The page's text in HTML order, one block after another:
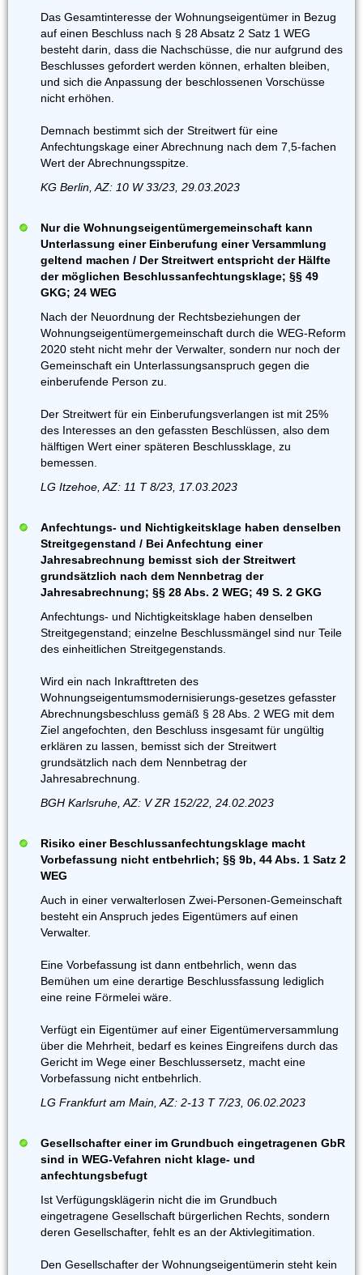
Das Gesamtinteresse der Wohnungseigentümer in Bezug
auf einen Beschluss nach § 28 Absatz 2 Satz 1 WEG
besteht darin, dass die Nachschüsse, die nur aufgrund des
Beschlusses gefordert werden können, erhalten bleiben,
und sich die Anpassung der beschlossenen Vorschüsse
nicht erhöhen.
Demnach bestimmt sich der Streitwert für eine
Anfechtungskage einer Abrechnung nach dem 7,5-fachen
Wert der Abrechnungsspitze.
KG Berlin, AZ: 10 W 33/23, 29.03.2023
Nur die Wohnungseigentümergemeinschaft kann
Unterlassung einer Einberufung einer Versammlung
geltend machen / Der Streitwert entspricht der Hälfte
der möglichen Beschlussanfechtungsklage; §§ 49
GKG; 24 WEG
Nach der Neuordnung der Rechtsbeziehungen der
Wohnungseigentümergemeinschaft durch die WEG-Reform
2020 steht nicht mehr der Verwalter, sondern nur noch der
Gemeinschaft ein Unterlassungsanspruch gegen die
einberufende Person zu.
Der Streitwert für ein Einberufungsverlangen ist mit 25%
des Interesses an den gefassten Beschlüssen, also dem
hälftigen Wert einer späteren Beschlussklage, zu
bemessen.
LG Itzehoe, AZ: 11 T 8/23, 17.03.2023
Anfechtungs- und Nichtigkeitsklage haben denselben
Streitgegenstand / Bei Anfechtung einer
Jahresabrechnung bemisst sich der Streitwert
grundsätzlich nach dem Nennbetrag der
Jahresabrechnung; §§ 28 Abs. 2 WEG; 49 S. 2 GKG
Anfechtungs- und Nichtigkeitsklage haben denselben
Streitgegenstand; einzelne Beschlussmängel sind nur Teile
des einheitlichen Streitgegenstands.
Wird ein nach Inkrafttreten des
Wohnungseigentumsmodernisierungs-gesetzes gefasster
Abrechnungsbeschluss gemäß § 28 Abs. 2 WEG mit dem
Ziel angefochten, den Beschluss insgesamt für ungültig
erklären zu lassen, bemisst sich der Streitwert
grundsätzlich nach dem Nennbetrag der
Jahresabrechnung.
BGH Karlsruhe, AZ: V ZR 152/22, 24.02.2023
Risiko einer Beschlussanfechtungsklage macht
Vorbefassung nicht entbehrlich; §§ 9b, 44 Abs. 1 Satz 2
WEG
Auch in einer verwalterlosen Zwei-Personen-Gemeinschaft
besteht ein Anspruch jedes Eigentümers auf einen
Verwalter.
Eine Vorbefassung ist dann entbehrlich, wenn das
Bemühen um eine derartige Beschlussfassung lediglich
eine reine Förmelei wäre.
Verfügt ein Eigentümer auf einer Eigentümerversammlung
über die Mehrheit, bedarf es keines Eingreifens durch das
Gericht im Wege einer Beschlussersetz, macht eine
Vorbefassung nicht entbehrlich.
LG Frankfurt am Main, AZ: 2-13 T 7/23, 06.02.2023
Gesellschafter einer im Grundbuch eingetragenen GbR
sind in WEG-Vefahren nicht klage- und
anfechtungsbefugt
Ist Verfügungsklägerin nicht die im Grundbuch
eingetragene Gesellschaft bürgerlichen Rechts, sondern
deren Gesellschafter, fehlt es an der Aktivlegitimation.
Den Gesellschafter der Wohnungseigentümerin steht kein